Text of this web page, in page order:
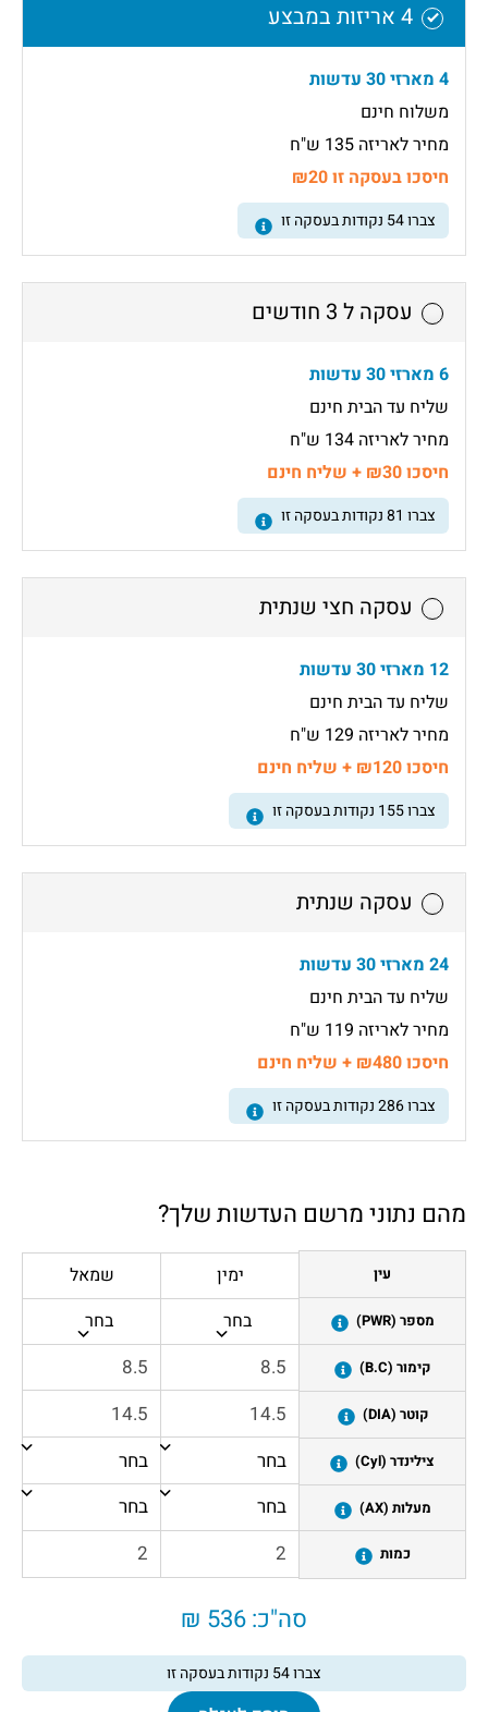
4 אריזות במבצע
4 מארזי 30 עדשות
משלוח חינם
מחיר לאריזה 135 ש"ח
חיסכו בעסקה זו ₪20
צברו54 נקודות בעסקה זו
עסקה ל 3 חודשים
6 מארזי 30 עדשות
שליח עד הבית חינם
מחיר לאריזה 134 ש"ח
חיסכו ₪30 + שליח חינם
צברו 81נקודות בעסקה זו
עסקה חצי שנתית
12 מארזי 30 עדשות
שליח עד הבית חינם
מחיר לאריזה 129 ש"ח
חיסכו ₪120 + שליח חינם
צברו155 נקודות בעסקה זו
עסקה שנתית
24 מארזי 30 עדשות
שליח עד הבית חינם
מחיר לאריזה 119 ש"ח
חיסכו ₪480 + שליח חינם
צברו286נקודות בעסקה זו
מהם נתוני מרשם העדשות שלך?
עין
מספר (PWR)
קימור (B.C)
קוטר (DIA)
צילינדר (Cyl)
מעלות (AX)
כמות
ימין
בחר
שמאל
בחר
סה"כ:536 ₪
צברו54 נקודות בעסקה זו